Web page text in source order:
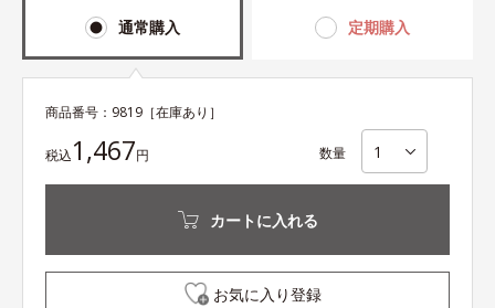
通常購入 定期購入
商品番号： 9819 ［在庫あり］
税込1,467円 数量
カートに入れる
お気に入り登録